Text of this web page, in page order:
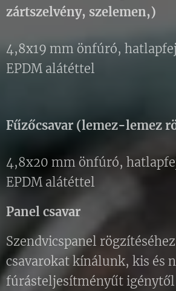
zártszelvény, szelemen,)
4,8x19 mm önfúró,
EPDM alátéttel
Fűzőcsavar (lemez-lemez
4,8x20 mm önfúró,
EPDM alátéttel
Panel csavar
Szendvicspanel
csavarokat kínálunk, kis és
fúrásteljesítményűt